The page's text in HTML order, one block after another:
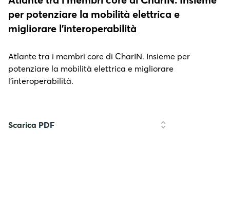
per potenziare la mobilità elettrica e
migliorare l’interoperabilità
Atlante tra i membri core di CharIN. Insieme per
potenziare la mobilità elettrica e migliorare
l’interoperabilità.
Scarica PDF